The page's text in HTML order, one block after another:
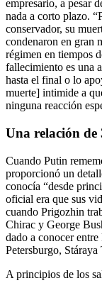
empresario, a pesar
nada a corto plazo.
conservador, su
condenaron en gran
régimen en tiempos
fallecimiento es una
hasta el final o lo
muerte] intimide a
ninguna reacción
Una relación de
Cuando Putin
proporcionó un
conocía “desde
oficial era que sus
cuando Prigozhin
Chirac y George
dado a conocer entre
Petersburgo, Stáraya
A principios de los